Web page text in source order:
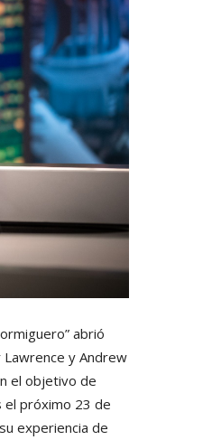
abrió
y Andrew
el objetivo de
el próximo 23 de
experiencia de